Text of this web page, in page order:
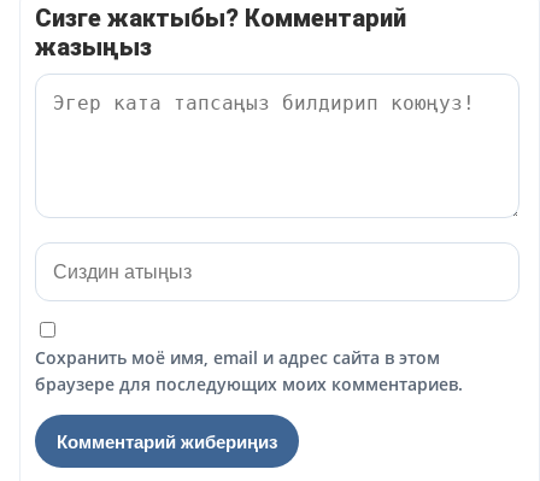
Сизге жактыбы? Комментарий
жазыңыз
Сохранить моё имя, email и адрес сайта в этом
браузере для последующих моих комментариев.